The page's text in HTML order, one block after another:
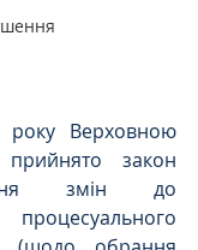
Верховною
закон
змін до